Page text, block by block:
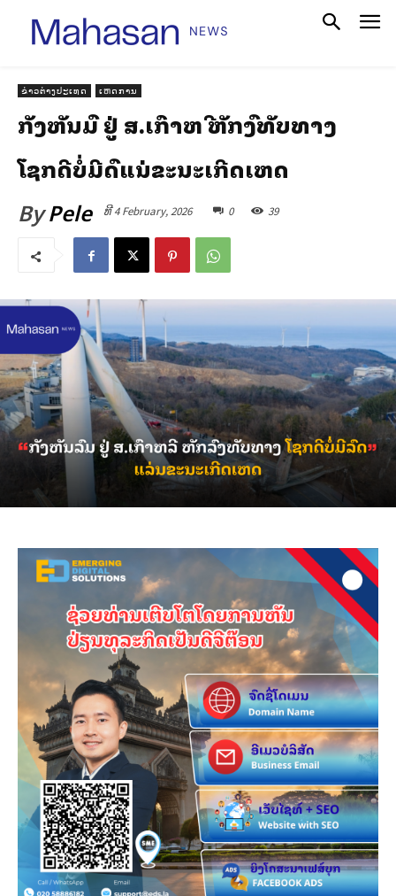
ຂ່າວຕ່າງປະເທດ ເຫດການ
ກັງຫັນລົມ ຢູ່ ສ.ເກົາຫລີ ຫັກລົງທັບທາງ
ໂຊກດີບໍ່ມີລົດແລ່ນຂະນະເກີດເຫດ
ByPele ທີ 4 February, 2026 0 39